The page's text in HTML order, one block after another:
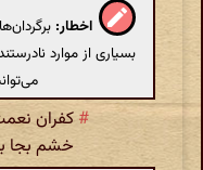
اخطار:
بسیاری از موارد
#کفران
خشم بجا